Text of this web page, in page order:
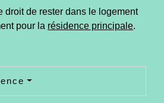
droit de rester dans le logement
pour la résidence principale.